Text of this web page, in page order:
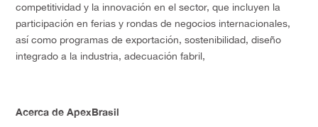
competitividad y la innovación en el sector, que incluyen la
participación en ferias y rondas de negocios internacionales,
así como programas de exportación, sostenibilidad, diseño
integrado a la industria, adecuación fabril,
Acerca de ApexBrasil